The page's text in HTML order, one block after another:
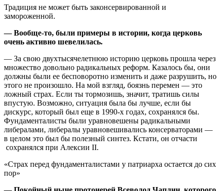
Традиция не может быть законсервированной и
замороженной.
— Вообще-то, были примеры в истории, когда церковь
очень активно шевелилась.
— За свою двухтысячелетнюю историю церковь прошла через
множество довольно радикальных реформ. Казалось бы, они
должны были ее бесповоротно изменить и даже разрушить, но
этого не произошло. На мой взгляд, боязнь перемен — это
ложный страх. Если ты тормозишь, значит, тратишь силы
впустую. Возможно, ситуация была бы лучше, если бы
дискурс, который был еще в 1990-х годах, сохранялся бы.
Фундаменталисты были уравновешены радикальными
либералами, либералы уравновешивались консерваторами —
в целом это был бы полезный синтез. Кстати, он отчасти
сохранялся при Алексии II.
«Страх перед фундаменталистами у патриарха остается до сих
пор»